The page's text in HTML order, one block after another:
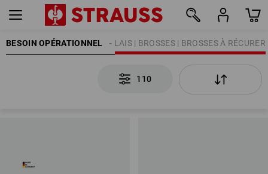
BESOIN OPÉRATIONNEL BALAIS | BROSSES | BROSSES À RÉCURER
NETTOYAGE
110